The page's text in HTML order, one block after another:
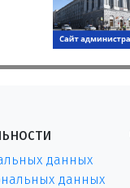
данных
данных